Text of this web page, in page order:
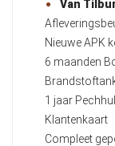
Van
Nieuwe APK
6 maanden
1 jaar
Klantenkaart
Compleet